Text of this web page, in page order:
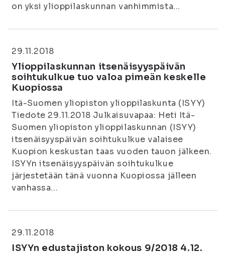
on yksi ylioppilaskunnan vanhimmista...
29.11.2018
Ylioppilaskunnan itsenäisyyspäivän
soihtukulkue tuo valoa pimeän keskelle
Kuopiossa
Itä-Suomen yliopiston ylioppilaskunta (ISYY)
Tiedote 29.11.2018 Julkaisuvapaa: Heti Itä-
Suomen yliopiston ylioppilaskunnan (ISYY)
itsenäisyyspäivän soihtukulkue valaisee
Kuopion keskustan taas vuoden tauon jälkeen.
ISYYn itsenäisyyspäivän soihtukulkue
järjestetään tänä vuonna Kuopiossa jälleen
vanhassa...
29.11.2018
ISYYn edustajiston kokous 9/2018 4.12.